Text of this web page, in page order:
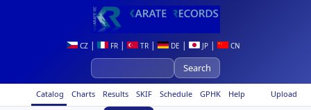
CZ | FR | TR | DE | JP | CN
Upload
Catalog Charts Results SKIF Schedule GPHK Help